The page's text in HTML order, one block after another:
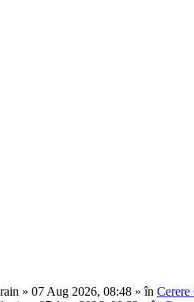
» 07 Aug 2026, 08:48 » în Cerere